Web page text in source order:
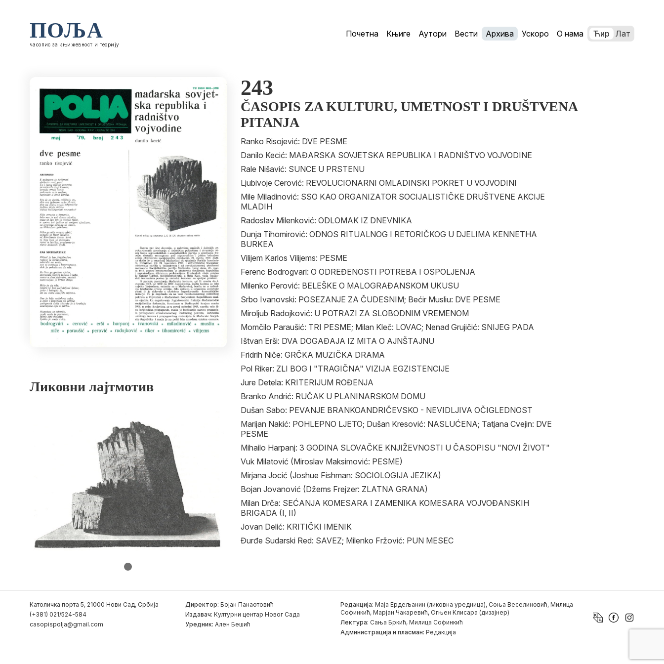
ПОЉА
часопис за књижевност и теорију
Почетна Књиге Аутори Вести Архива Ускоро О нама Ћир Лат
Ликовни лајтмотив
243
ČASOPIS ZA KULTURU, UMETNOST I DRUŠTVENA
PITANJA
Ranko Risojević: DVE PESME
Danilo Kecić: MAĐARSKA SOVJETSKA REPUBLIKA I RADNIŠTVO VOJVODINE
Rale Nišavić: SUNCE U PRSTENU
Ljubivoje Cerović: REVOLUCIONARNI OMLADINSKI POKRET U VOJVODINI
Mile Miladinović: SSO KAO ORGANIZATOR SOCIJALISTIČKE DRUŠTVENE AKCIJE
MLADIH
Radoslav Milenković: ODLOMAK IZ DNEVNIKA
Dunja Tihomirović: ODNOS RITUALNOG I RETORIČKOG U DJELIMA KENNETHA
BURKEA
Vilijem Karlos Vilijems: PESME
Ferenc Bodrogvari: O ODREĐENOSTI POTREBA I OSPOLJENJA
Milenko Perović: BELEŠKE O MALOGRAĐANSKOM UKUSU
Srbo Ivanovski: POSEZANJE ZA ČUDESNIM; Bećir Musliu: DVE PESME
Miroljub Radojković: U POTRAZI ZA SLOBODNIM VREMENOM
Momčilo Paraušić: TRI PESME; Milan Kleč: LOVAC; Nenad Grujičić: SNIJEG PADA
Ištvan Erši: DVA DOGAĐAJA IZ MITA O AJNŠTAJNU
Fridrih Niče: GRČKA MUZIČKA DRAMA
Pol Riker: ZLI BOG I "TRAGIČNA" VIZIJA EGZISTENCIJE
Jure Detela: KRITERIJUM ROĐENJA
Branko Andrić: RUČAK U PLANINARSKOM DOMU
Dušan Sabo: PEVANJE BRANKOANDRIČEVSKO - NEVIDLJIVA OČIGLEDNOST
Marijan Nakić: POHLEPNO LJETO; Dušan Kresović: NASLUĆENA; Tatjana Cvejin: DVE
PESME
Mihailo Harpanj: 3 GODINA SLOVAČKE KNJIŽEVNOSTI U ČASOPISU "NOVI ŽIVOT"
Vuk Milatović (Miroslav Maksimović: PESME)
Mirjana Jocić (Joshue Fishman: SOCIOLOGIJA JEZIKA)
Bojan Jovanović (Džems Frejzer: ZLATNA GRANA)
Milan Drča: SEĆANJA KOMESARA I ZAMENIKA KOMESARA VOJVOĐANSKIH
BRIGADA (I, II)
Jovan Delić: KRITIČKI IMENIK
Đurđe Sudarski Red: SAVEZ; Milenko Fržović: PUN MESEC
Католичка порта 5, 21000 Нови Сад, Србија
(+381) 021/524-584
casopispolja@gmail.com
Директор: Бојан Панаотовић
Издавач: Културни центар Новог Сада
Уредник: Ален Бешић
Редакција: Маја Ердељанин (ликовна уредница), Соња Веселиновић, Милица
Софинкић, Марјан Чакаревић, Огњен Клисара (дизајнер)
Лектура: Сања Бркић, Милица Софинкић
Администрација и пласман: Редакција